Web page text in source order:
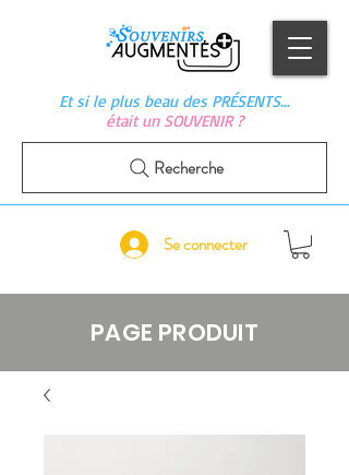
Et si le plus beau des PRÉSENTS…
était un SOUVENIR ?
Se connecter
Recherche
PAGE PRODUIT